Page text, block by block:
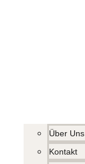
Über Uns
Kontakt